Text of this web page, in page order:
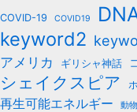
COVID-19 COVID19
keyword2
アメリカ ギリシャ神話
シェイクスピア
再生可能エネルギー
動物